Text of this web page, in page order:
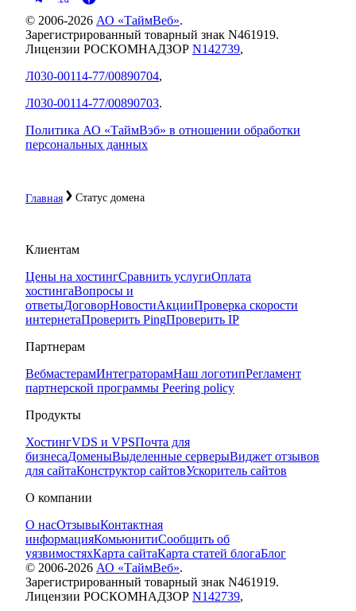
Главная Статус домена
© 2006-2026 АО «ТаймВеб».
Зарегистрированный товарный знак N461919.
Лицензии РОСКОМНАДЗОР N142739,
Л030-00114-77/00890704,
Л030-00114-77/00890703.
Политика АО «ТаймВэб» в отношении обработки
персональных данных
Клиентам
Цены на хостингСравнить услугиОплата
хостингаВопросы и
ответыДоговорНовостиАкцииПроверка скорости
интернетаПроверить PingПроверить IP
Партнерам
ВебмастерамИнтеграторамНаш логотипРегламент
партнерской программы Peering policy
Продукты
ХостингVDS и VPSПочта для
бизнесаДоменыВыделенные серверыВиджет отзывов
для сайтаКонструктор сайтовУскоритель сайтов
О компании
О насОтзывыКонтактная
информацияКомьюнитиСообщить об
уязвимостяхКарта сайтаКарта статей блогаБлог
© 2006-2026 АО «ТаймВеб».
Зарегистрированный товарный знак N461919.
Лицензии РОСКОМНАДЗОР N142739,